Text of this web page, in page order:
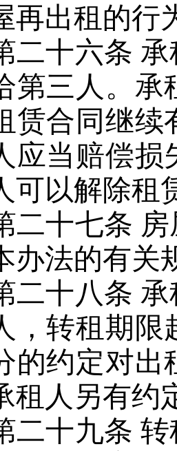
再出租的行
二十六条 承
第三人。承
赁合同继续
应当赔偿损
可以解除租
二十七条
办法的有关
二十八条 承
，转租期限
的约定对出
租人另有约
二十九条 转